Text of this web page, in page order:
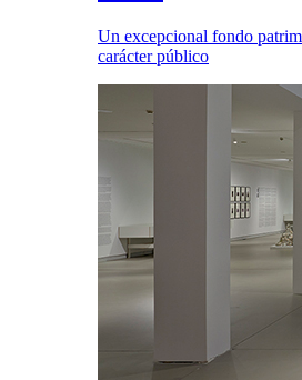
Un excepcional fondo
carácter público